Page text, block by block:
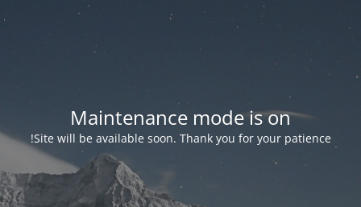
Maintenance mode is on
Site will be available soon. Thank you for your patience!